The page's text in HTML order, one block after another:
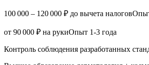
100 000 – 120 000 ₽ до вычета
от 90 000 ₽ на рукиОпыт 1-3 года
Контроль соблюдения разработанных